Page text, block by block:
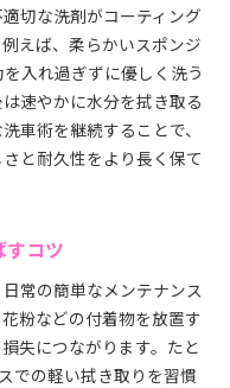
切な洗剤がコーティング
えば、柔らかいスポンジ
入れ過ぎずに優しく洗う
速やかに水分を拭き取る
車術を継続することで、
と耐久性をより長く保て
すコツ
常の簡単なメンテナンス
粉などの付着物を放置す
失につながります。たと
での軽い拭き取りを習慣